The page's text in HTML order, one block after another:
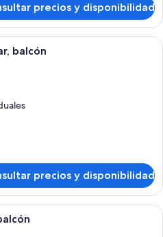
precios y disponibilidad
Habitación de hotel con una cama,
balcón
precios y disponibilidad
Habitación de hotel con dos camas,